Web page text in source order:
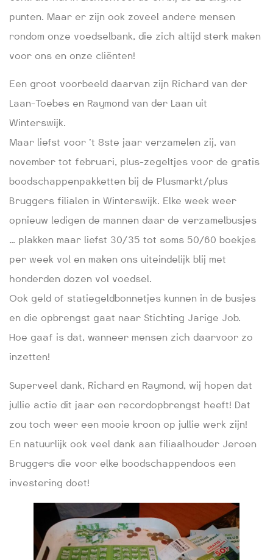
punten. Maar er zijn ook zoveel andere mensen
rondom onze voedselbank, die zich altijd sterk maken
voor ons en onze cliënten!
Een groot voorbeeld daarvan zijn Richard van der
Laan-Toebes en Raymond van der Laan uit
Winterswijk.
Maar liefst voor ‘t 8ste jaar verzamelen zij, van
november tot februari, plus-zegeltjes voor de gratis
boodschappenpakketten bij de Plusmarkt/plus
Bruggers filialen in Winterswijk. Elke week weer
opnieuw ledigen de mannen daar de verzamelbusjes
… plakken maar liefst 30/35 tot soms 50/60 boekjes
per week vol en maken ons uiteindelijk blij met
honderden dozen vol voedsel.
Ook geld of statiegeldbonnetjes kunnen in de busjes
en die opbrengst gaat naar Stichting Jarige Job.
Hoe gaaf is dat, wanneer mensen zich daarvoor zo
inzetten!
Superveel dank, Richard en Raymond, wij hopen dat
jullie actie dit jaar een recordopbrengst heeft! Dat
zou toch weer een mooie kroon op jullie werk zijn!
En natuurlijk ook veel dank aan filiaalhouder Jeroen
Bruggers die voor elke boodschappendoos een
investering doet!